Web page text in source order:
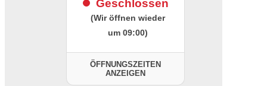
Geschlossen
(Wir öffnen wieder
um 09:00)
ÖFFNUNGSZEITEN
ANZEIGEN